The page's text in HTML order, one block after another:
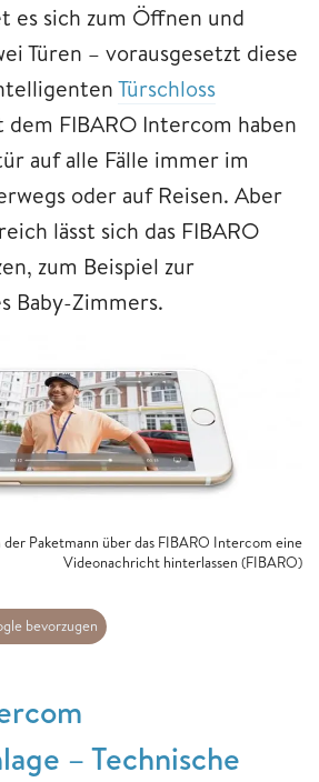
es sich zum Öffnen und
Türen – vorausgesetzt diese
Türschloss
FIBARO Intercom haben
auf alle Fälle immer im
oder auf Reisen. Aber
lässt sich das FIBARO
zum Beispiel zur
Baby-Zimmers.
der Paketmann über das FIBARO Intercom eine
Videonachricht hinterlassen (FIBARO)
bevorzugen
– Technische